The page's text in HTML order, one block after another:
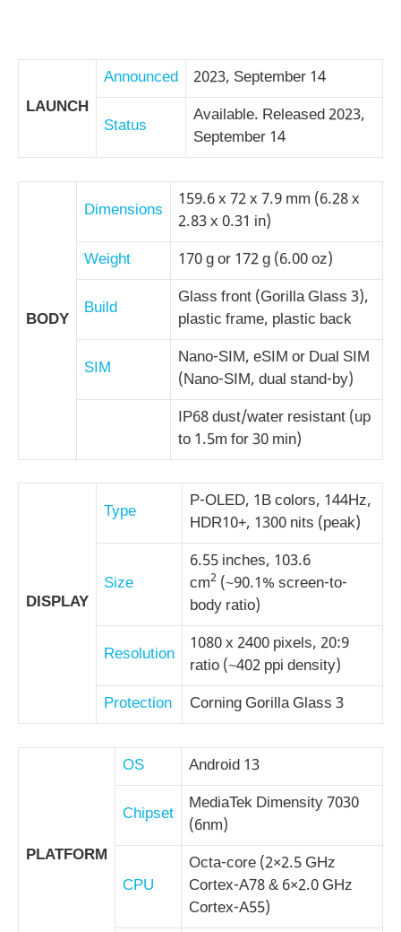
LAUNCH
Announced 2023, September 14
Status
Available. Released 2023,
September 14
BODY
Dimensions
159.6 x 72 x 7.9 mm (6.28 x
2.83 x 0.31 in)
Weight
170 g or 172 g (6.00 oz)
Build
Glass front (Gorilla Glass 3),
plastic frame, plastic back
SIM
Nano-SIM, eSIM or Dual SIM
(Nano-SIM, dual stand-by)
IP68 dust/water resistant (up
to 1.5m for 30 min)
DISPLAY
Type
P-OLED, 1B colors, 144Hz,
HDR10+, 1300 nits (peak)
Size
6.55 inches, 103.6
cm2 (~90.1% screen-to-
body ratio)
Resolution
1080 x 2400 pixels, 20:9
ratio (~402 ppi density)
Protection
Corning Gorilla Glass 3
PLATFORM
OS Android 13
Chipset
MediaTek Dimensity 7030
(6nm)
CPU
Octa-core (2×2.5 GHz
Cortex-A78 & 6×2.0 GHz
Cortex-A55)